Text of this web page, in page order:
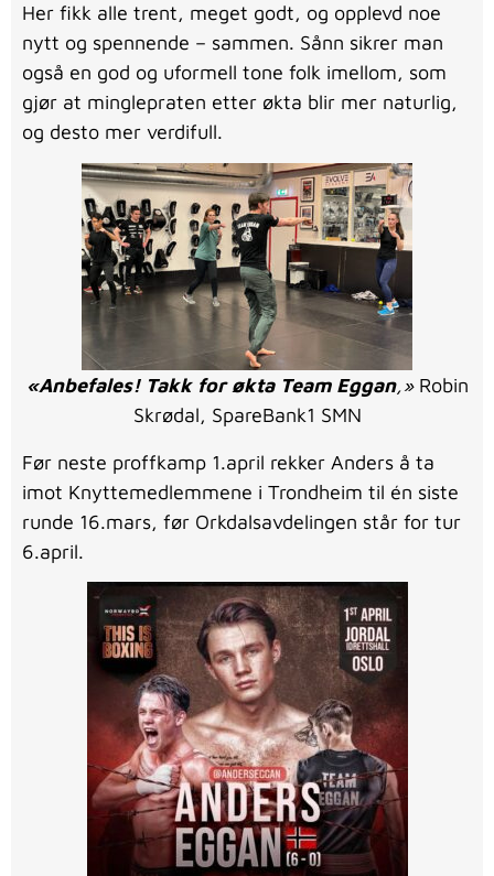
Her fikk alle trent, meget godt, og opplevd noe
nytt og spennende – sammen. Sånn sikrer man
også en god og uformell tone folk imellom, som
gjør at minglepraten etter økta blir mer naturlig,
og desto mer verdifull.
«Anbefales! Takk for økta Team Eggan,»Robin
Skrødal, SpareBank1 SMN
Før neste proffkamp 1.april rekker Anders å ta
imot Knyttemedlemmene i Trondheim til én siste
runde 16.mars, før Orkdalsavdelingen står for tur
6.april.